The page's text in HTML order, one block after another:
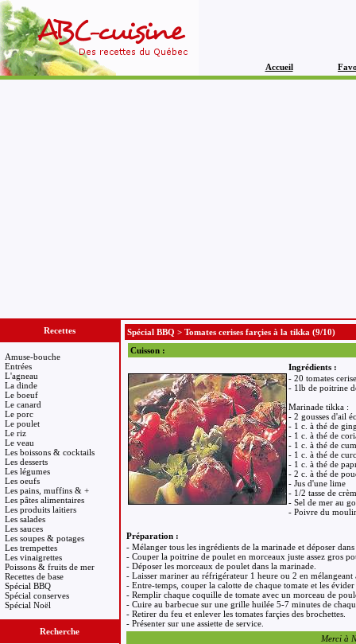
Accueil
Recettes
Amuse-bouche
Entrées
L'agneau
La dinde
Le boeuf
Le canard
Le porc
Le poulet
Le riz
Le veau
Les boissons & cocktails
Les desserts
Les légumes
Les oeufs
Les pains, muffins & +
Les pâtes alimentaires
Les produits laitiers
Les salades
Les sauces
Les soupes & potages
Les trempettes
Les vinaigrettes
Poissons & fruits de mer
Recettes de base
Spécial BBQ
Spécial conserves
Spécial Noël
Recherche
Spécial BBQ > Tomates cerises farçies à la tikka (9/10)
Cuisson :
Ingrédients :
- 20 tomates
- 1lb de poitrine
Marinade tikka :
- 2 gousses d'ail
- 1 c. à thé de
- 1 c. à thé de
- 1 c. à thé de
- 1 c. à thé de
- 1 c. à thé de
- 2 c. à thé de
- Jus d'une lime
- 1/2 tasse de
- Sel de mer au
- Poivre du
Préparation :
- Mélanger tous les ingrédients de la marinade et déposer
- Couper la poitrine de poulet en morceaux juste assez gros
- Déposer les morceaux de poulet dans la marinade.
- Laisser mariner au réfrigérateur 1 heure ou 2 en mélangeant
- Entre-temps, couper la calotte de chaque tomate et les
- Remplir chaque coquille de tomate avec un morceau de
- Cuire au barbecue sur une grille huilée 5-7 minutes de
- Retirer du feu et enlever les tomates farçies des brochettes.
- Présenter sur une assiette de service.
Merci à